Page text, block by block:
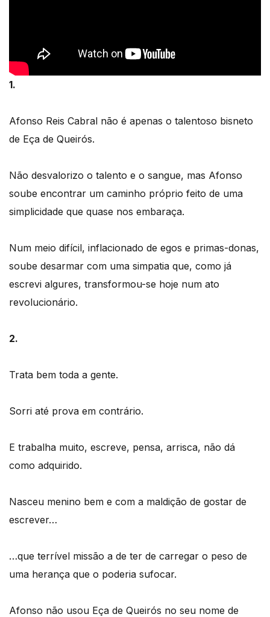
1.
Afonso Reis Cabral não é apenas o talentoso bisneto
de Eça de Queirós.
Não desvalorizo o talento e o sangue, mas Afonso
soube encontrar um caminho próprio feito de uma
simplicidade que quase nos embaraça.
Num meio difícil, inflacionado de egos e primas-donas,
soube desarmar com uma simpatia que, como já
escrevi algures, transformou-se hoje num ato
revolucionário.
2.
Trata bem toda a gente.
Sorri até prova em contrário.
E trabalha muito, escreve, pensa, arrisca, não dá
como adquirido.
Nasceu menino bem e com a maldição de gostar de
escrever…
…que terrível missão a de ter de carregar o peso de
uma herança que o poderia sufocar.
Afonso não usou Eça de Queirós no seu nome de